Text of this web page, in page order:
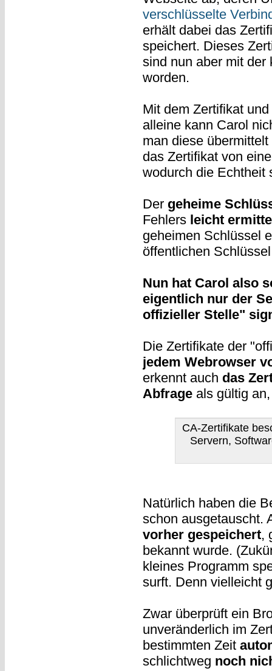
verschlüsselte
erhält dabei das
speichert. Dieses
sind nun aber mit der
worden.
Mit dem Zertifikat
alleine kann Carol
man diese
das Zertifikat von
wodurch die Echtheit
Der geheime
Fehlers leicht
geheimen Schlüssel
öffentlichen
Nun hat Carol also
eigentlich nur der
offizieller Stelle"
Die Zertifikate der
jedem Webrowser
erkennt auch das
Abfrageals gültig
CA-Zertifikate
Servern,
Natürlich haben die
schon ausgetauscht.
vorher gespeichert,
bekannt wurde.
kleines Programm
surft. Denn vielleicht
Zwar überprüft ein
unveränderlich im
bestimmten Zeit
schlichtweg noch